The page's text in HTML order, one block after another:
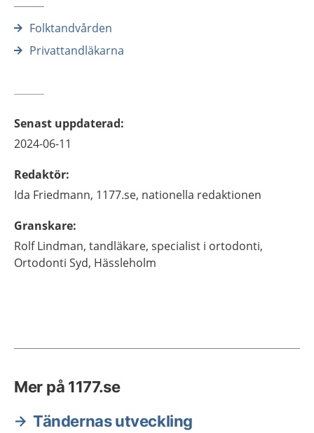
Folktandvården
Privattandläkarna
Senast uppdaterad:
2024-06-11
Redaktör:
Ida Friedmann, 1177.se, nationella redaktionen
Granskare:
Rolf Lindman, tandläkare, specialist i ortodonti,
Ortodonti Syd, Hässleholm
Mer på 1177.se
Tändernas utveckling